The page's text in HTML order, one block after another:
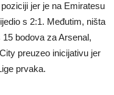
jer je na Emiratesu
s 2:1. Međutim, ništa
bodova za Arsenal,
preuzeo inicijativu jer
prvaka.